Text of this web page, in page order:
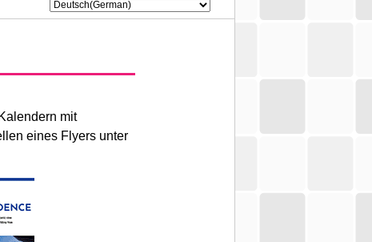
mit
eines Flyers unter